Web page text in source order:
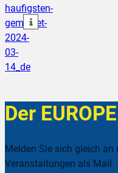
haufigsten-
gemeldet-
2024-
03-
14_de
teilen
Der
Melden Sie sich gleich
Veranstaltungen als Mail